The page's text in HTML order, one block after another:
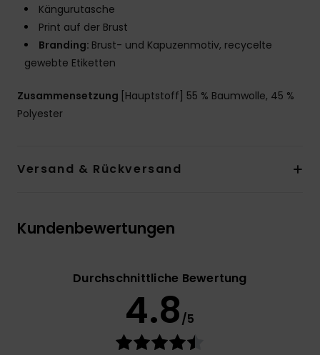
Kängurutasche
Print auf der Brust
Branding: Brust- und Kapuzenmotiv, recycelte
gewebte Etiketten
Zusammensetzung [Hauptstoff] 55 % Baumwolle, 45 %
Polyester
Versand & Rückversand
Kundenbewertungen
Durchschnittliche Bewertung
4.8/5